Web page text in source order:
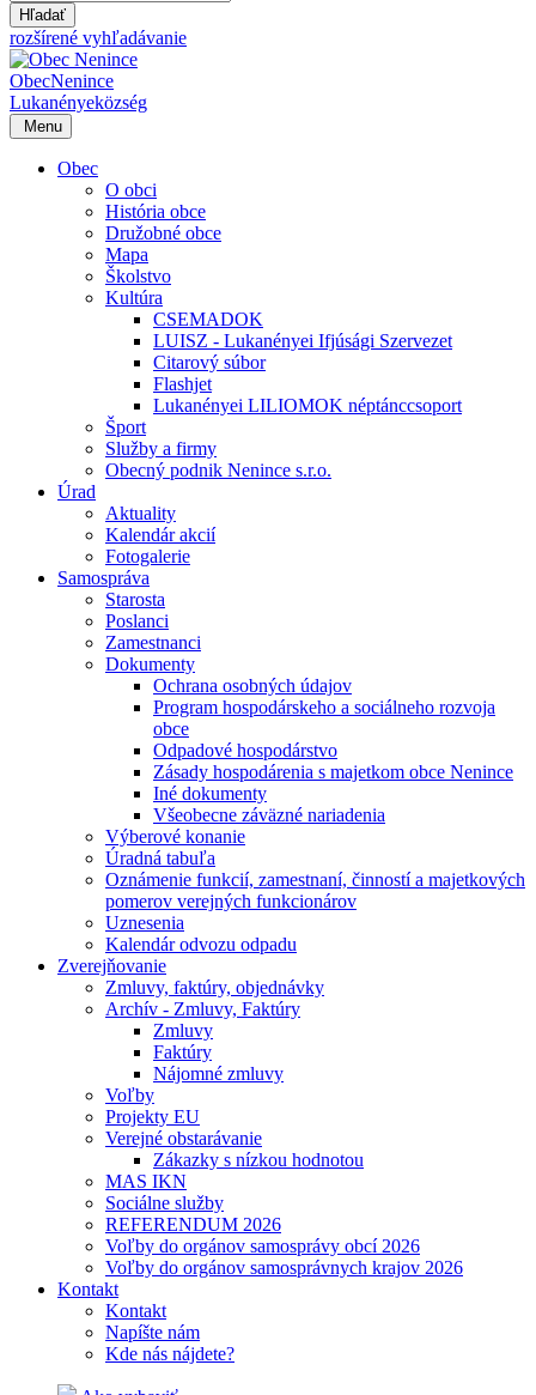
Hľadať
rozšírené vyhľadávanie
ObecNenince
Lukanényeközség
Menu
Obec
O obci
História obce
Družobné obce
Mapa
Školstvo
Kultúra
CSEMADOK
LUISZ - Lukanényei Ifjúsági Szervezet
Citarový súbor
Flashjet
Lukanényei LILIOMOK néptánccsoport
Šport
Služby a firmy
Obecný podnik Nenince s.r.o.
Úrad
Aktuality
Kalendár akcií
Fotogalerie
Samospráva
Starosta
Poslanci
Zamestnanci
Dokumenty
Ochrana osobných údajov
Program hospodárskeho a sociálneho rozvoja
obce
Odpadové hospodárstvo
Zásady hospodárenia s majetkom obce Nenince
Iné dokumenty
Všeobecne záväzné nariadenia
Výberové konanie
Úradná tabuľa
Oznámenie funkcií, zamestnaní, činností a majetkových
pomerov verejných funkcionárov
Uznesenia
Kalendár odvozu odpadu
Zverejňovanie
Zmluvy, faktúry, objednávky
Archív - Zmluvy, Faktúry
Zmluvy
Faktúry
Nájomné zmluvy
Voľby
Projekty EU
Verejné obstarávanie
Zákazky s nízkou hodnotou
MAS IKN
Sociálne služby
REFERENDUM 2026
Voľby do orgánov samosprávy obcí 2026
Voľby do orgánov samosprávnych krajov 2026
Kontakt
Kontakt
Napíšte nám
Kde nás nájdete?